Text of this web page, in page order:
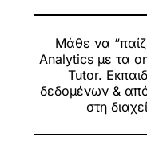
Μάθε να
Analytics με τα
Tutor.
δεδομένων &
στη